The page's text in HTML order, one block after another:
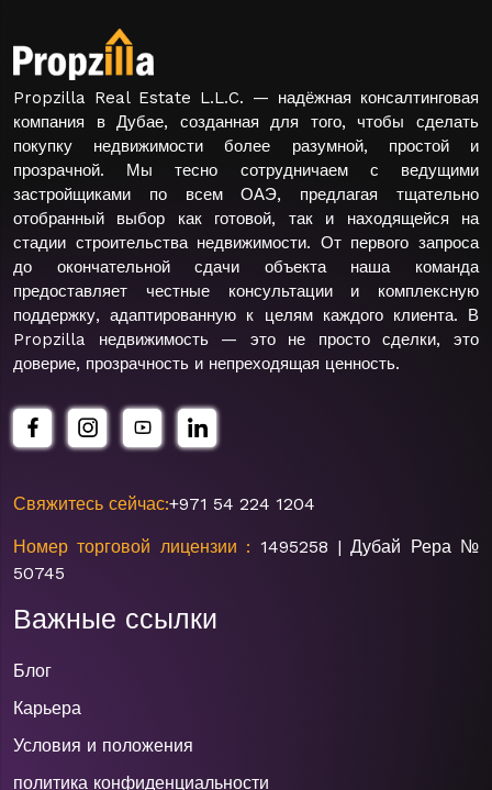
Propzilla Real Estate L.L.C. — надёжная консалтинговая
компания в Дубае, созданная для того, чтобы сделать
покупку недвижимости более разумной, простой и
прозрачной. Мы тесно сотрудничаем с ведущими
застройщиками по всем ОАЭ, предлагая тщательно
отобранный выбор как готовой, так и находящейся на
стадии строительства недвижимости. От первого запроса
до окончательной сдачи объекта наша команда
предоставляет честные консультации и комплексную
поддержку, адаптированную к целям каждого клиента. В
Propzilla недвижимость — это не просто сделки, это
доверие, прозрачность и непреходящая ценность.
Свяжитесь сейчас:+971 54 224 1204
Номер торговой лицензии : 1495258 | Дубай Рера №
50745
Важные ссылки
Блог
Карьера
Условия и положения
политика конфиденциальности